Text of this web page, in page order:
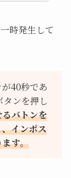
時発生して
40秒であ
ンを押し
バトンを
インポス
す。